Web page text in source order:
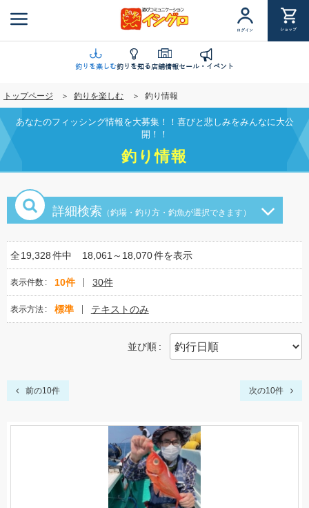
ン
に
移
動
ログイン ショップ
釣りを楽しむ釣りを知る店舗情報セール・イベント
トップページ 釣りを楽しむ 釣り情報
あなたのフィッシング情報を大募集！！喜びと悲しみをみんなに大公
開！！
釣り情報
詳細検索 （釣場・釣り方・釣魚が選択できます）
全19,328件中 18,061～18,070件を表示
表示件数 10件 30件
表示方法 標準 テキストのみ
並び順
前の10件 次の10件